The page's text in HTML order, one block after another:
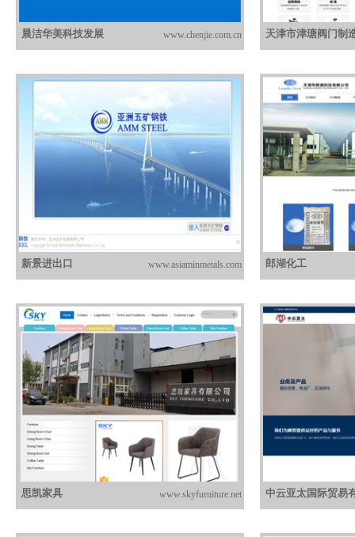
晨洁华美科技发展 www.chenjie.com.cn 天津市津瑭阀门制
新景进出口 www.asiaminmetals.com 郎湖化工
思凯家具 www.skyfurniture.net 中云亚太国际贸易